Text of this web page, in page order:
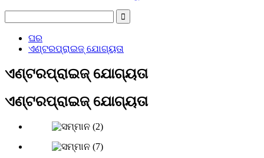
ଘର
ଏଣ୍ଟରପ୍ରାଇଜ୍ ଯୋଗ୍ୟତା
ଏଣ୍ଟରପ୍ରାଇଜ୍ ଯୋଗ୍ୟତା
ଏଣ୍ଟରପ୍ରାଇଜ୍ ଯୋଗ୍ୟତା